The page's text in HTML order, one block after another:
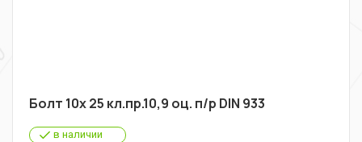
Болт 10х 25 кл.пр.10,9 оц. п/р DIN 933
в наличии